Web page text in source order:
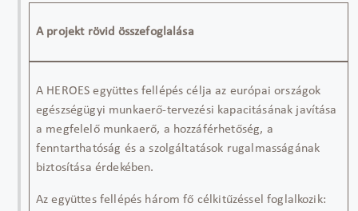
A projekt rövid összefoglalása
A HEROES együttes fellépés célja az európai országok
egészségügyi munkaerő-tervezési kapacitásának javítása
a megfelelő munkaerő, a hozzáférhetőség, a
fenntarthatóság és a szolgáltatások rugalmasságának
biztosítása érdekében.
Az együttes fellépés három fő célkitűzéssel foglalkozik: